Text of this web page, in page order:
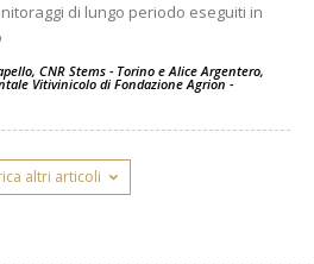
di lungo periodo eseguiti in
CNR Stems - Torino eAlice Argentero,
Vitivinicolo di Fondazione Agrion -
altri articoli